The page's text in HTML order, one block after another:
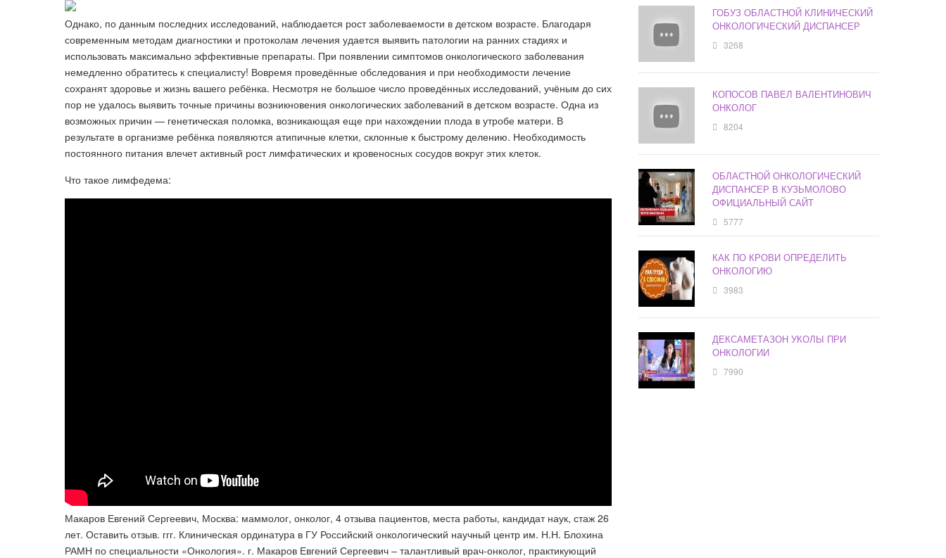
Однако, по данным последних исследований, наблюдается рост заболеваемости в детском возрасте. Благодаря
современным методам диагностики и протоколам лечения удается выявить патологии на ранних стадиях и
использовать максимально эффективные препараты. При появлении симптомов онкологического заболевания
немедленно обратитесь к специалисту! Вовремя проведённые обследования и при необходимости лечение
сохранят здоровье и жизнь вашего ребёнка. Несмотря не большое число проведённых исследований, учёным до сих
пор не удалось выявить точные причины возникновения онкологических заболеваний в детском возрасте. Одна из
возможных причин — генетическая поломка, возникающая еще при нахождении плода в утробе матери. В
результате в организме ребёнка появляются атипичные клетки, склонные к быстрому делению. Необходимость
постоянного питания влечет активный рост лимфатических и кровеносных сосудов вокруг этих клеток.
Что такое лимфедема:
Макаров Евгений Сергеевич, Москва: маммолог, онколог, 4 отзыва пациентов​, места работы, кандидат наук, стаж 26
лет. Оставить отзыв. ггг. Клиническая ординатура в ГУ Российский онкологический научный центр им. Н.Н. Блохина
РАМН по специальности «Онкология». г. Макаров Евгений Сергеевич – талантливый врач-онколог, практикующий
ГОБУЗ ОБЛАСТНОЙ КЛИНИЧЕСКИЙ
ОНКОЛОГИЧЕСКИЙ ДИСПАНСЕР
3268
КОПОСОВ ПАВЕЛ ВАЛЕНТИНОВИЧ
ОНКОЛОГ
8204
ОБЛАСТНОЙ ОНКОЛОГИЧЕСКИЙ
ДИСПАНСЕР В КУЗЬМОЛОВО
ОФИЦИАЛЬНЫЙ САЙТ
5777
КАК ПО КРОВИ ОПРЕДЕЛИТЬ
ОНКОЛОГИЮ
3983
ДЕКСАМЕТАЗОН УКОЛЫ ПРИ
ОНКОЛОГИИ
7990